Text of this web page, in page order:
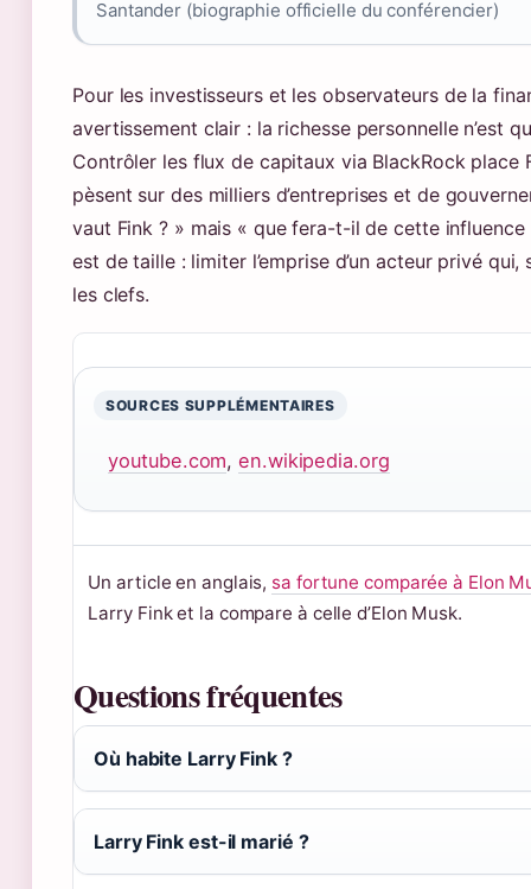
Santander (biographie officielle du conférencier)
Pour les investisseurs et les observateurs de la
avertissement clair : la richesse personnelle n’est
Contrôler les flux de capitaux via BlackRock place
pèsent sur des milliers d’entreprises et de
vaut Fink ? » mais « que fera-t-il de cette influence
est de taille : limiter l’emprise d’un acteur privé
les clefs.
SOURCES SUPPLÉMENTAIRES
youtube.com,en.wikipedia.org
Un article en anglais, sa fortune comparée à Elon
Larry Fink et la compare à celle d’Elon Musk.
Questions fréquentes
Où habite Larry Fink ?
Larry Fink est-il marié ?